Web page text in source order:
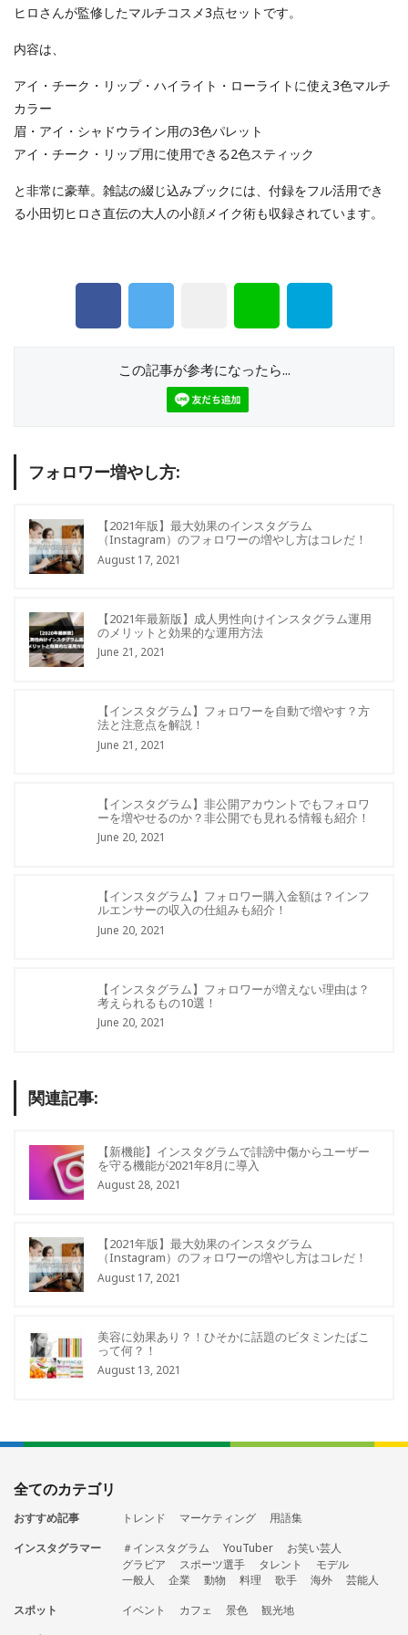
ヒロさんが監修したマルチコスメ3点セットです。
内容は、
アイ・チーク・リップ・ハイライト・ローライトに使え3色マルチ
カラー
眉・アイ・シャドウライン用の3色パレット
アイ・チーク・リップ用に使用できる2色スティック
と非常に豪華。雑誌の綴じ込みブックには、付録をフル活用でき
る小田切ヒロさ直伝の大人の小顔メイク術も収録されています。
この記事が参考になったら...
フォロワー増やし方:
【2021年版】最大効果のインスタグラム
（Instagram）のフォロワーの増やし方はコレだ！
August 17, 2021
【2021年最新版】成人男性向けインスタグラム運用
のメリットと効果的な運用方法
June 21, 2021
【インスタグラム】フォロワーを自動で増やす？方
法と注意点を解説！
June 21, 2021
【インスタグラム】非公開アカウントでもフォロワ
ーを増やせるのか？非公開でも見れる情報も紹介！
June 20, 2021
【インスタグラム】フォロワー購入金額は？インフ
ルエンサーの収入の仕組みも紹介！
June 20, 2021
【インスタグラム】フォロワーが増えない理由は？
考えられるもの10選！
June 20, 2021
関連記事:
【新機能】インスタグラムで誹謗中傷からユーザー
を守る機能が2021年8月に導入
August 28, 2021
【2021年版】最大効果のインスタグラム
（Instagram）のフォロワーの増やし方はコレだ！
August 17, 2021
美容に効果あり？！ひそかに話題のビタミンたばこ
って何？！
August 13, 2021
全てのカテゴリ
おすすめ記事 トレンド マーケティング
用語集
インスタグラマー
＃インスタグラム YouTuber
お笑い芸人
グラビア
スポーツ選手 タレント
モデル
一般人
企業 動物 料理 歌手 海外
芸能人
スポット
イベント カフェ 景色
観光地